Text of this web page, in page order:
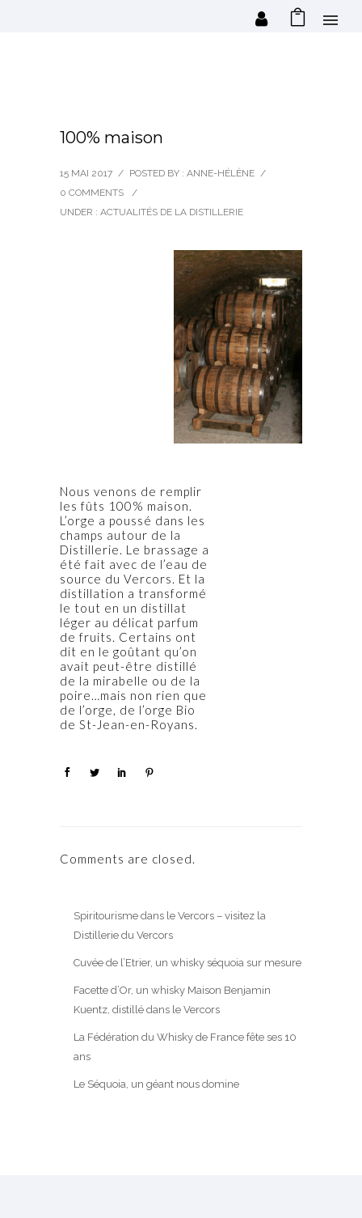
100% maison
15 MAI 2017 / POSTED BY : ANNE-HÉLÈNE /
0 COMMENTS
/
UNDER : ACTUALITÉS DE LA DISTILLERIE
Nous venons de remplir
les fûts 100% maison.
L’orge a poussé dans les
champs autour de la
Distillerie. Le brassage a
été fait avec de l’eau de
source du Vercors. Et la
distillation a transformé
le tout en un distillat
léger au délicat parfum
de fruits. Certains ont
dit en le goûtant qu’on
avait peut-être distillé
de la mirabelle ou de la
poire…mais non rien que
de l’orge, de l’orge Bio
de St-Jean-en-Royans.
Comments are closed.
Spiritourisme dans le Vercors – visitez la
Distillerie du Vercors
Cuvée de l’Etrier, un whisky séquoia sur mesure
Facette d’Or, un whisky Maison Benjamin
Kuentz, distillé dans le Vercors
La Fédération du Whisky de France fête ses 10
ans
Le Séquoia, un géant nous domine